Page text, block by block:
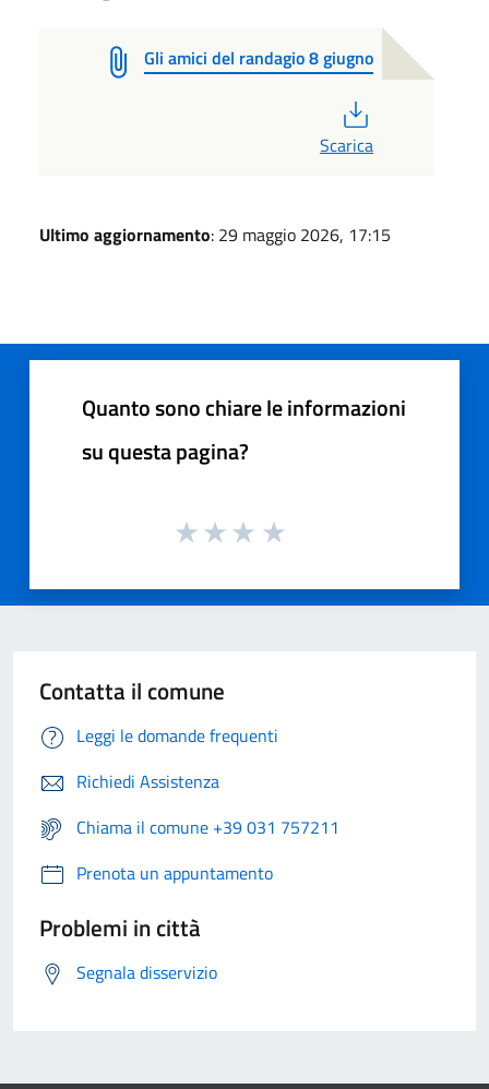
Gli amici del randagio 8 giugno
Scarica
Ultimo aggiornamento: 29 maggio 2026, 17:15
Quanto sono chiare le informazioni
su questa pagina?
Contatta il comune
Leggi le domande frequenti
Richiedi Assistenza
Chiama il comune +39 031 757211
Prenota un appuntamento
Problemi in città
Segnala disservizio